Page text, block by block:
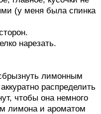
(у меня была спинка
нарезать.
лимонным
распределить
чтобы она немного
лимона и ароматом